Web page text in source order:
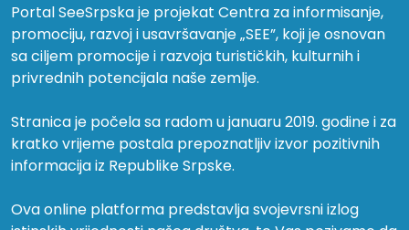
Portal SeeSrpska je projekat Centra za informisanje,
promociju, razvoj i usavršavanje „SEE”, koji je osnovan
sa ciljem promocije i razvoja turističkih, kulturnih i
privrednih potencijala naše zemlje.
Stranica je počela sa radom u januaru 2019. godine i za
kratko vrijeme postala prepoznatljiv izvor pozitivnih
informacija iz Republike Srpske.
Ova online platforma predstavlja svojevrsni izlog